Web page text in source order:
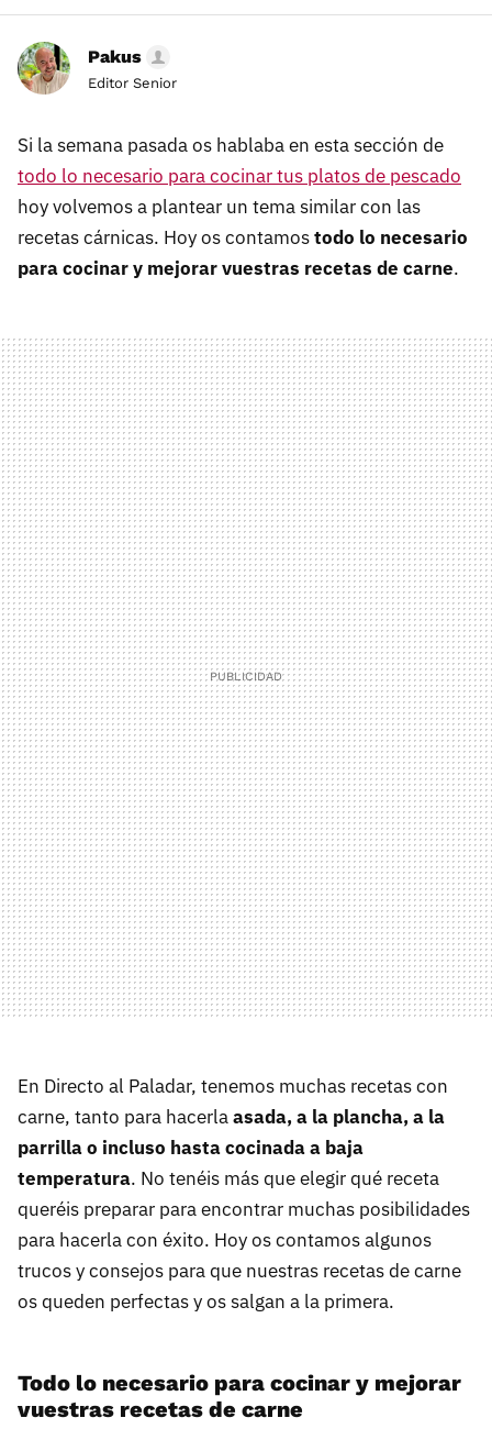
Pakus
Editor Senior
Si la semana pasada os hablaba en esta sección de
todo lo necesario para cocinar tus platos de pescado
hoy volvemos a plantear un tema similar con las
recetas cárnicas. Hoy os contamostodo lo necesario
para cocinar y mejorar vuestras recetas de carne.
En Directo al Paladar, tenemos muchas recetas con
carne, tanto para hacerlaasada, a la plancha, a la
parrilla o incluso hasta cocinada a baja
temperatura. No tenéis más que elegir qué receta
queréis preparar para encontrar muchas posibilidades
para hacerla con éxito. Hoy os contamos algunos
trucos y consejos para que nuestras recetas de carne
os queden perfectas y os salgan a la primera.
Todo lo necesario para cocinar y mejorar
vuestras recetas de carne